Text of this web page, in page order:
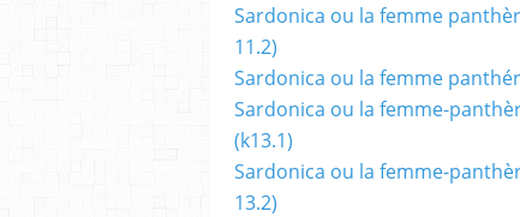
Sardonica ou la femme
11.2)
Sardonica ou la femme
Sardonica ou la femme-
(k13.1)
Sardonica ou la femme-
13.2)